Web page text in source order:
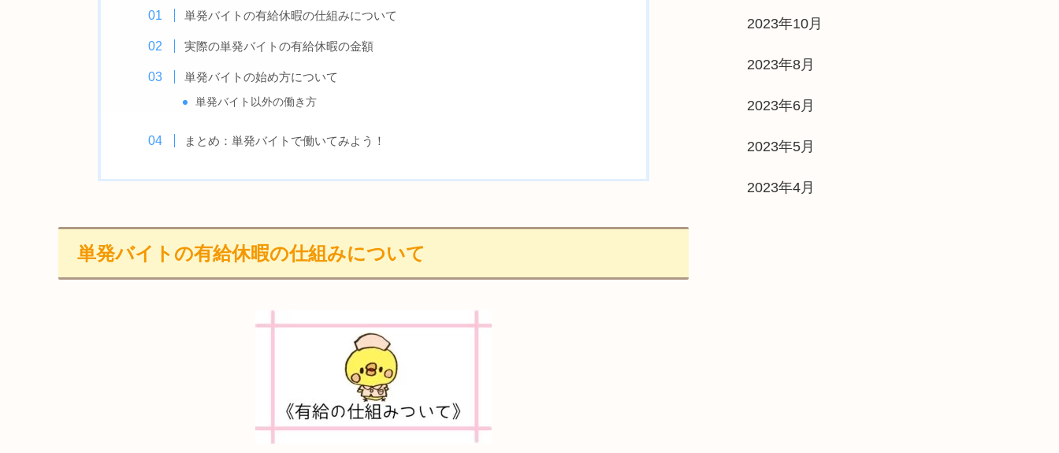
単発バイトの有給休暇の仕組みについて
実際の単発バイトの有給休暇の金額
単発バイトの始め方について
単発バイト以外の働き方
まとめ：単発バイトで働いてみよう！
単発バイトの有給休暇の仕組みについて
2023年10月
2023年8月
2023年6月
2023年5月
2023年4月